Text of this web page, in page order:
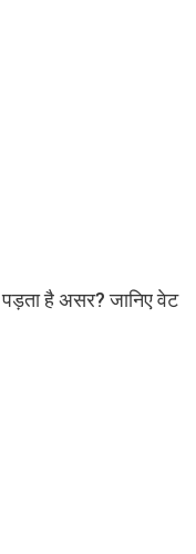
है असर? जानिए वेट